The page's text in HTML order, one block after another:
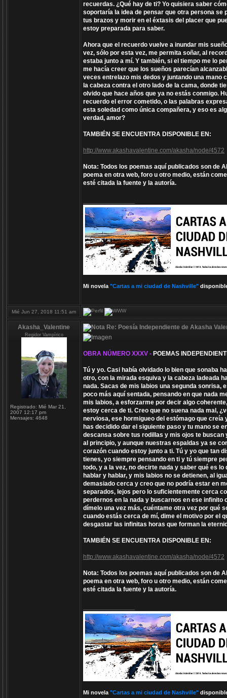
recuerdas. ¿Qué hay de ti? Yo quisiera saber
soportaría la idea de pensar que otra persona se
tus brazos y morir en el éxtasis del placer que
estoy preparada para saber.
Ahora que el recuerdo vuelve a inundar mis
vez, sólo por esta vez, me permita soñar, al
estaba junto a mí. Y también, si el tiempo me lo
me hacía creer que los sueños parecían
veces entrelazo mis dedos y juntando una mano
la cabeza contra el otro lado de la cama, donde
olvido que hace años que ya no estás conmigo.
recuerdo el error cometido, o las palabras
esta soledad como única compañera, y eso es
verdad, amor?
TAMBIÉN SE ENCUENTRA DISPONIBLE EN:
http://www.akashavalentine.com/akasha/node/4572
Nota: Todos los poemas aquí publicados son de
poema en otra web, foro u otro medio, están
esté citada la fuente y la autoría.
Mi novela "Cartas a mi ciudad de Nashville"
Mié Jun 27, 2018 11:51 am
Akasha_Valentine
Regidor Vampírico
Registrado: Mié Mar 21,
2007 12:17 pm
Mensajes: 4648
Re: Poesía Independiente de Akasha
OBRA NÚMERO XXXV - POEMAS
Tú y yo. Casi había olvidado lo bien que sonaba
otro, con la mirada esquiva y la cabeza ladeada
nada. Sacas de mis labios una segunda sonrisa,
poco más aquí sentada, pensando en que nada
mis labios, a esforzarme por decir algo
estoy cerca de ti. Creo que no suena nada mal,
nerviosa, ese hormigueo del estómago que
has decidido dar el siguiente paso y tu mano se
descansa sobre tus rodillas y mis ojos te buscan
al principio, y aunque nuestras espaldas ya se
corazón cuando estoy junto a ti. Tú y yo que tan
tienes, yo siempre pensando en ti y tú siempre
todo, y a la vez, no decirte nada y saber qué es
hablar y hablar, y mis labios no se detienen, al
demasiado cerca y creo que no podría estar en
separados, lejos pero lo suficientemente cerca
perdernos en la nada y buscarnos en ese infinito
dímelo una vez más, cuéntame otra vez por qué
cuando estás cerca de mí, dime el motivo por el
desgastar las infinitas horas que forman la
TAMBIÉN SE ENCUENTRA DISPONIBLE EN:
http://www.akashavalentine.com/akasha/node/4572
Nota: Todos los poemas aquí publicados son de
poema en otra web, foro u otro medio, están
esté citada la fuente y la autoría.
Mi novela "Cartas a mi ciudad de Nashville"